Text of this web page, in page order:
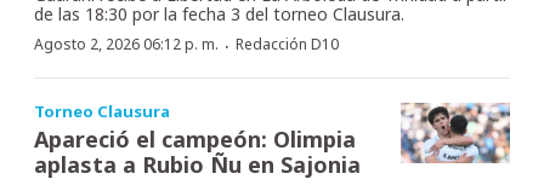
de las 18:30 por la fecha 3 del torneo Clausura.
Agosto 2, 2026 06:12 p. m. · Redacción D10
Torneo Clausura
Apareció el campeón: Olimpia
aplasta a Rubio Ñu en Sajonia